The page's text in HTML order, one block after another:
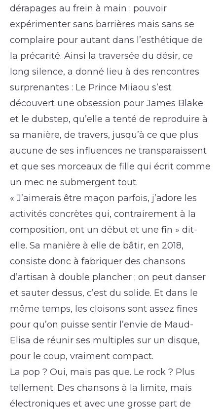
dérapages au frein à main ; pouvoir
expérimenter sans barrières mais sans se
complaire pour autant dans l’esthétique de
la précarité. Ainsi la traversée du désir, ce
long silence, a donné lieu à des rencontres
surprenantes : Le Prince Miiaou s’est
découvert une obsession pour James Blake
et le dubstep, qu’elle a tenté de reproduire à
sa manière, de travers, jusqu’à ce que plus
aucune de ses influences ne transparaissent
et que ses morceaux de fille qui écrit comme
un mec ne submergent tout.
« J’aimerais être maçon parfois, j’adore les
activités concrètes qui, contrairement à la
composition, ont un début et une fin » dit-
elle. Sa manière à elle de bâtir, en 2018,
consiste donc à fabriquer des chansons
d’artisan à double plancher ; on peut danser
et sauter dessus, c’est du solide. Et dans le
même temps, les cloisons sont assez fines
pour qu’on puisse sentir l’envie de Maud-
Elisa de réunir ses multiples sur un disque,
pour le coup, vraiment compact.
La pop ? Oui, mais pas que. Le rock ? Plus
tellement. Des chansons à la limite, mais
électroniques et avec une grosse part de